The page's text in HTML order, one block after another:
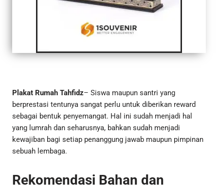
Plakat Rumah Tahfidz– Siswa maupun santri yang
berprestasi tentunya sangat perlu untuk diberikan reward
sebagai bentuk penyemangat. Hal ini sudah menjadi hal
yang lumrah dan seharusnya, bahkan sudah menjadi
kewajiban bagi setiap penanggung jawab maupun pimpinan
sebuah lembaga.
Rekomendasi Bahan dan